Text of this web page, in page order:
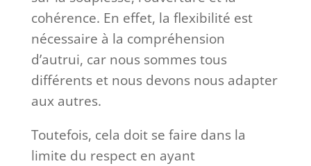
cohérence. En effet, la flexibilité est
nécessaire à la compréhension
d’autrui, car nous sommes tous
différents et nous devons nous adapter
aux autres.
Toutefois, cela doit se faire dans la
limite du respect en ayant